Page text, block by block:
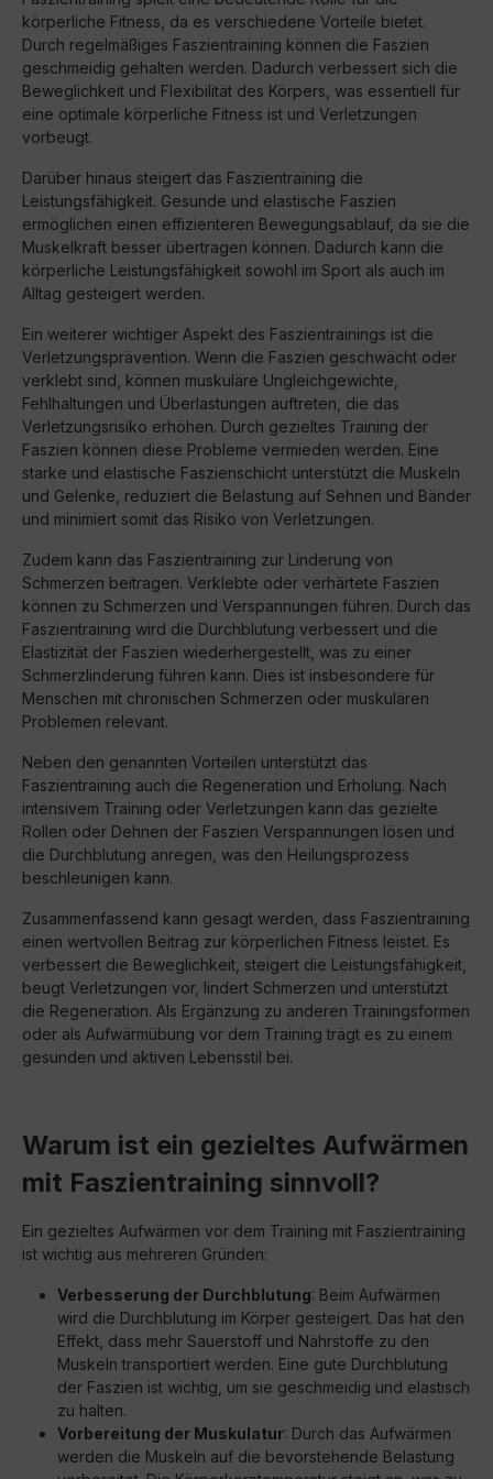
körperliche Fitness, da es verschiedene Vorteile bietet.
Durch regelmäßiges Faszientraining können die Faszien
geschmeidig gehalten werden. Dadurch verbessert sich die
Beweglichkeit und Flexibilität des Körpers, was essentiell für
eine optimale körperliche Fitness ist und Verletzungen
vorbeugt.
Darüber hinaus steigert das Faszientraining die
Leistungsfähigkeit. Gesunde und elastische Faszien
ermöglichen einen effizienteren Bewegungsablauf, da sie die
Muskelkraft besser übertragen können. Dadurch kann die
körperliche Leistungsfähigkeit sowohl im Sport als auch im
Alltag gesteigert werden.
Ein weiterer wichtiger Aspekt des Faszientrainings ist die
Verletzungsprävention. Wenn die Faszien geschwächt oder
verklebt sind, können muskuläre Ungleichgewichte,
Fehlhaltungen und Überlastungen auftreten, die das
Verletzungsrisiko erhöhen. Durch gezieltes Training der
Faszien können diese Probleme vermieden werden. Eine
starke und elastische Faszienschicht unterstützt die Muskeln
und Gelenke, reduziert die Belastung auf Sehnen und Bänder
und minimiert somit das Risiko von Verletzungen.
Zudem kann das Faszientraining zur Linderung von
Schmerzen beitragen. Verklebte oder verhärtete Faszien
können zu Schmerzen und Verspannungen führen. Durch das
Faszientraining wird die Durchblutung verbessert und die
Elastizität der Faszien wiederhergestellt, was zu einer
Schmerzlinderung führen kann. Dies ist insbesondere für
Menschen mit chronischen Schmerzen oder muskulären
Problemen relevant.
Neben den genannten Vorteilen unterstützt das
Faszientraining auch die Regeneration und Erholung. Nach
intensivem Training oder Verletzungen kann das gezielte
Rollen oder Dehnen der Faszien Verspannungen lösen und
die Durchblutung anregen, was den Heilungsprozess
beschleunigen kann.
Zusammenfassend kann gesagt werden, dass Faszientraining
einen wertvollen Beitrag zur körperlichen Fitness leistet. Es
verbessert die Beweglichkeit, steigert die Leistungsfähigkeit,
beugt Verletzungen vor, lindert Schmerzen und unterstützt
die Regeneration. Als Ergänzung zu anderen Trainingsformen
oder als Aufwärmübung vor dem Training trägt es zu einem
gesunden und aktiven Lebensstil bei.
Warum ist ein gezieltes Aufwärmen
mit Faszientraining sinnvoll?
Ein gezieltes Aufwärmen vor dem Training mit Faszientraining
ist wichtig aus mehreren Gründen:
Verbesserung der Durchblutung: Beim Aufwärmen
wird die Durchblutung im Körper gesteigert. Das hat den
Effekt, dass mehr Sauerstoff und Nährstoffe zu den
Muskeln transportiert werden. Eine gute Durchblutung
der Faszien ist wichtig, um sie geschmeidig und elastisch
zu halten.
Vorbereitung der Muskulatur: Durch das Aufwärmen
werden die Muskeln auf die bevorstehende Belastung